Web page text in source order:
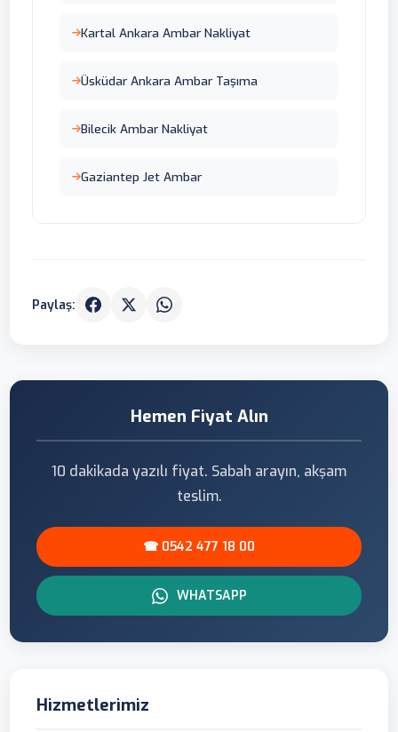
Kartal Ankara Ambar Nakliyat
Üsküdar Ankara Ambar Taşıma
Bilecik Ambar Nakliyat
Gaziantep Jet Ambar
Paylaş:
Hemen Fiyat Alın
10 dakikada yazılı fiyat. Sabah arayın, akşam
teslim.
☎ 0542 477 18 00
WHATSAPP
Hizmetlerimiz